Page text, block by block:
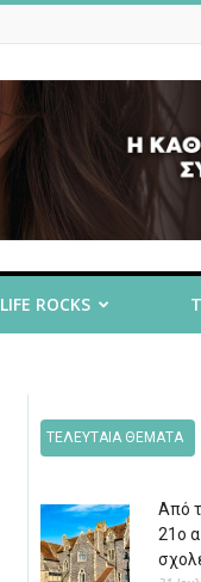
LIFE ROCKS
ΤΕΛΕΥΤΑΙΑ ΘΕΜΑΤΑ
Από
21ο